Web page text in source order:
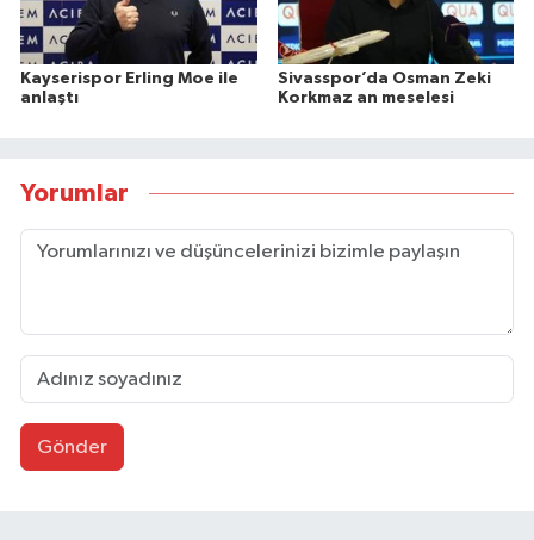
Kayserispor Erling Moe ile
anlaştı
Sivasspor’da Osman Zeki
Korkmaz an meselesi
Yorumlar
Gönder